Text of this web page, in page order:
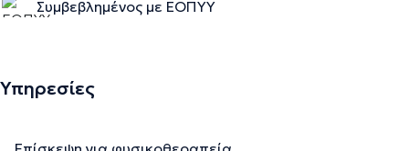
Συμβεβλημένος με ΕΟΠΥΥ
Υπηρεσίες